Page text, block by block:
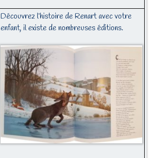
Découvrez l’histoire de Renart avec votre
enfant, il existe de nombreuses éditions.